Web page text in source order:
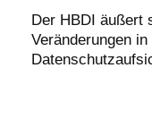
Der HBDI äußert
Veränderungen in